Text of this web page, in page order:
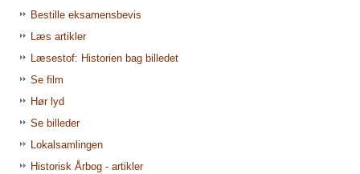
Bestille eksamensbevis
Læs artikler
Læsestof: Historien bag billedet
Se film
Hør lyd
Se billeder
Lokalsamlingen
Historisk Årbog - artikler